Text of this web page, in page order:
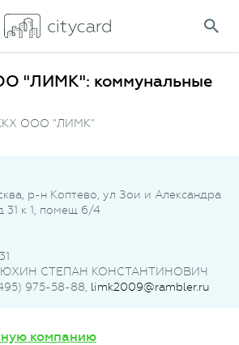
"ЛИМК": коммунальные
ООО "ЛИМК"
р-н Коптево, ул Зои и Александра
31 к 1, помещ 6/4
СТЕПАН КОНСТАНТИНОВИЧ
975-58-88, limk2009@rambler.ru
компанию